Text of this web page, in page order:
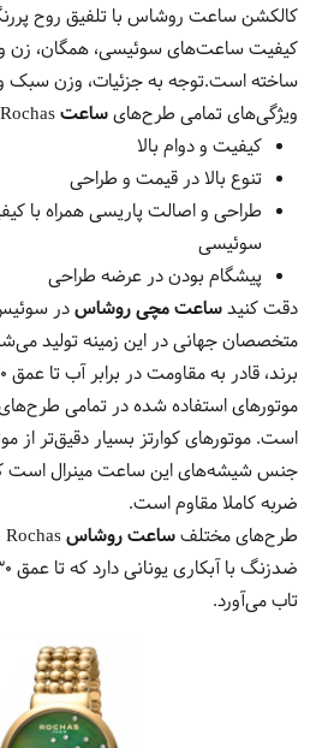
کالکشن ساعت روشاس با تلفیق روح
کیفیت ساعت‌های سوئیسی، همگان، زن و
ساخته است.توجه به جزئیات، وزن سبک
ویژگی‌های تمامی طرح‌هایساعت‌Rochas
کیفیت و دوام بالا
تنوع بالا در قیمت و طراحی
طراحی و اصالت پاریسی همراه با
سوئیسی
پیشگام بودن در عرضه طراحی
دقت کنیدساعت مچی روشاسدر
متخصصان جهانی در این زمینه تولید
موتورهای استفاده شده در تمامی
است. موتورهای کوارتز بسیار دقیق‌تر از
جنس شیشه‌های این ساعت مینرال است
ضربه کاملا مقاوم است.
طرح‌های مختلفساعت روشاس
تاب می‌آورد.